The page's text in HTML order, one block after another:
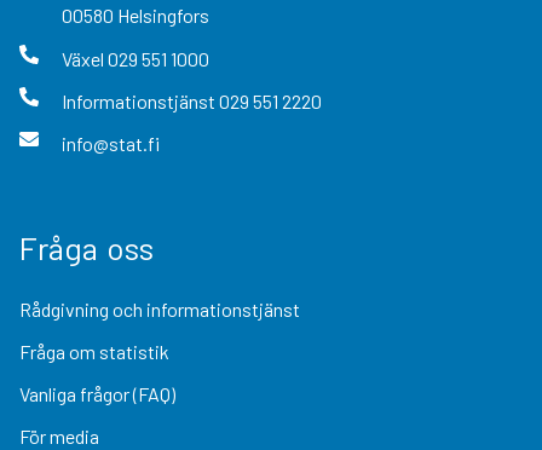
00580 Helsingfors
Växel 029 551 1000
Informationstjänst 029 551 2220
info@stat.fi
Fråga oss
Rådgivning och informationstjänst
Fråga om statistik
Vanliga frågor (FAQ)
För media